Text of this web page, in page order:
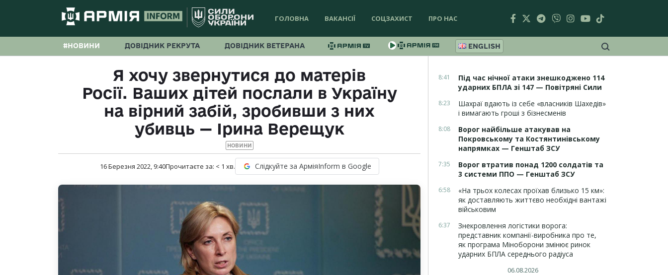
ГОЛОВНА ВАКАНСІЇ СОЦЗАХИСТ ПРО НАС
#НОВИНИ ДОВІДНИК РЕКРУТА ДОВІДНИК ВЕТЕРАНА ENGLISH
Я хочу звернутися до матерів
Росії. Ваших дітей послали в Україну
на вірний забій, зробивши з них
убивць — Ірина Верещук
НОВИНИ
16 Березня 2022, 9:40Прочитаєте за: < 1 хв. Слідкуйте за АрміяInform в Google
8:41
Під час нічної атаки знешкоджено 114
ударних БПЛА зі 147 — Повітряні Сили
8:23
Шахраї вдають із себе «власників Шахедів»
і вимагають гроші з бізнесменів
8:08
Ворог найбільше атакував на
Покровському та Костянтинівському
напрямках — Генштаб ЗСУ
7:35
Ворог втратив понад 1200 солдатів та
3 системи ППО — Генштаб ЗСУ
6:58
«На трьох колесах проїхав близько 15 км»:
як доставляють життєво необхідні вантажі
військовим
6:37
Знекровлення логістики ворога:
представник компанії-виробника про те,
як програма Міноборони змінює ринок
ударних БПЛА середнього радіуса
06.08.2026